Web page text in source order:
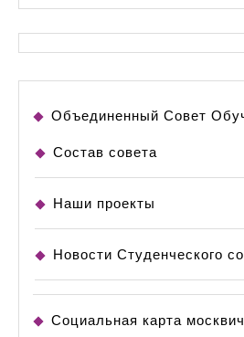
Объединенный Совет
Состав совета
Наши проекты
Новости Студенческого
Социальная карта